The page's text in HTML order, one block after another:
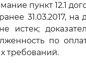
пункт 12.1
31.03.2017, на
по
требований.